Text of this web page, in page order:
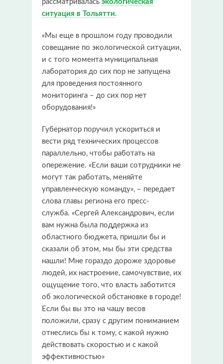
рассматривалась экологическая
ситуация в Тольятти.
«Мы еще в прошлом году проводили
совещание по экологической ситуации,
и с того момента муниципальная
лаборатория до сих пор не запущена
для проведения постоянного
мониторинга – до сих пор нет
оборудования!»
Губернатор поручил ускориться и
вести ряд технических процессов
параллельно, чтобы работать на
опережение. «Если ваши сотрудники не
могут так работать, меняйте
управленческую команду», – передает
слова главы региона его пресс-
служба. «Сергей Александрович, если
вам нужна была поддержка из
областного бюджета, пришли бы и
сказали об этом, мы бы эти средства
нашли! Мне гораздо дороже здоровье
людей, их настроение, самочувствие, их
ощущение того, что власть заботится
об экологической обстановке в городе!
Если бы вы это на чашу весов
положили, сразу с другим пониманием
отнеслись бы к тому, с какой нужно
действовать скоростью и с какой
эффективностью»